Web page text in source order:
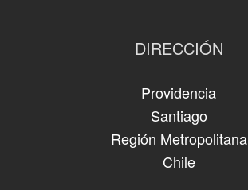
DIRECCIÓN
Providencia
Santiago
Región Metropolitana
Chile